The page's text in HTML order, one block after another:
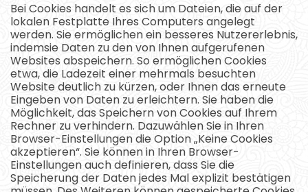
Bei Cookies handelt es sich um Dateien, die auf der
lokalen Festplatte Ihres Computers angelegt
werden. Sie ermöglichen ein besseres Nutzererlebnis,
indemsie Daten zu den von Ihnen aufgerufenen
Websites abspeichern. So ermöglichen Cookies
etwa, die Ladezeit einer mehrmals besuchten
Website deutlich zu kürzen, oder Ihnen das erneute
Eingeben von Daten zu erleichtern. Sie haben die
Möglichkeit, das Speichern von Cookies auf Ihrem
Rechner zu verhindern. Dazuwählen Sie in Ihren
Browser-Einstellungen die Option „Keine Cookies
akzeptieren“. Sie können in Ihren Browser-
Einstellungen auch definieren, dass Sie die
Speicherung der Daten jedes Mal explizit bestätigen